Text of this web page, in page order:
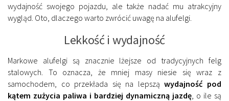
wydajność swojego pojazdu, ale także nadać mu atrakcyjny
wygląd. Oto, dlaczego warto zwrócić uwagę na alufelgi.
Lekkość i wydajność
Markowe alufelgi są znacznie lżejsze od tradycyjnych felg
stalowych. To oznacza, że mniej masy niesie się wraz z
samochodem, co przekłada się na lepsząwydajność pod
kątem zużycia paliwa i bardziej dynamiczną jazdę , o ile są